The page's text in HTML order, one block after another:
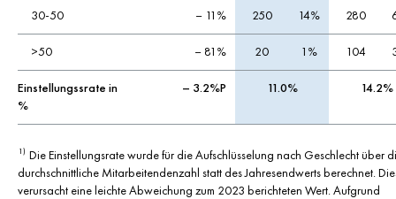
30-50 – 11% 250 14% 280
>50 – 81% 20 1% 104
Einstellungssrate in
%
– 3.2%P 11.0% 14.2%
1) Die Einstellungsrate wurde für die Aufschlüsselung nach Geschlecht über
durchschnittliche Mitarbeitendenzahl statt des Jahresendwerts berechnet.
verursacht eine leichte Abweichung zum 2023 berichteten Wert. Aufgrund